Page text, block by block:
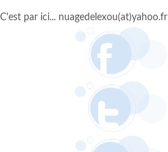
C'est par ici... nuagedelexou(at)yahoo.fr